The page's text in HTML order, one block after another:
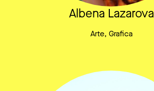
Albena Lazarova
Arte, Grafica